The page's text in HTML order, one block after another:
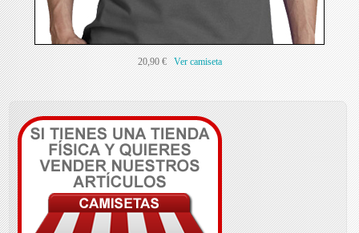
20,90 € Ver camiseta